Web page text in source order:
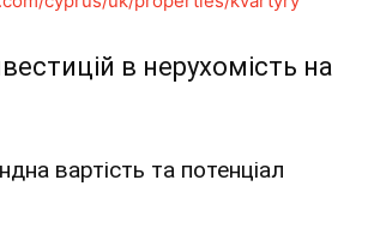
в нерухомість на
вартість та потенціал